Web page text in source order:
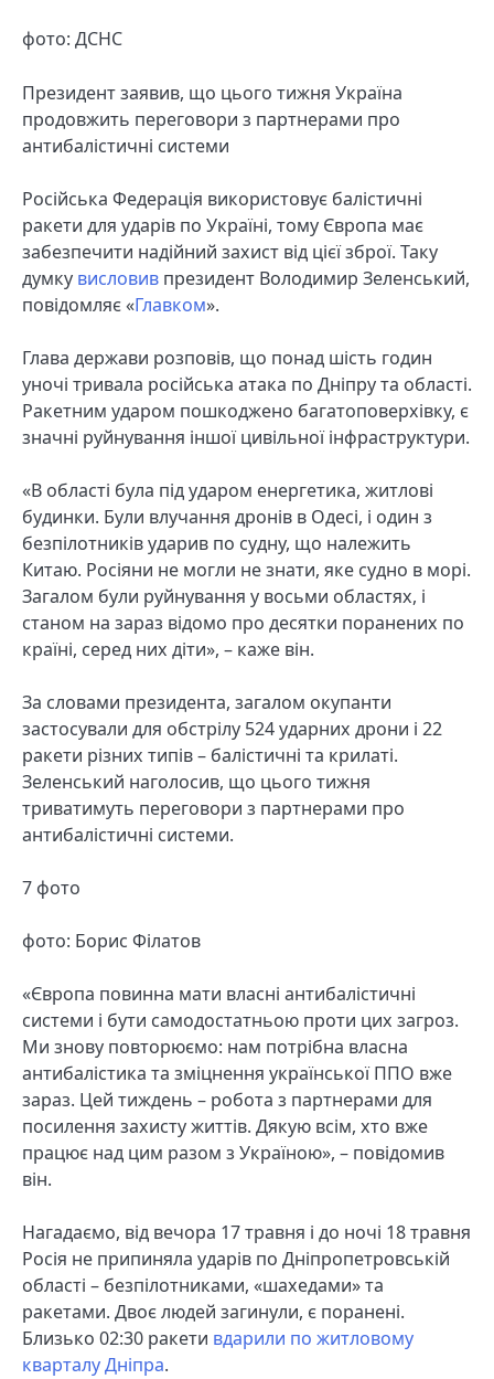
фото: ДСНС
Президент заявив, що цього тижня Україна
продовжить переговори з партнерами про
антибалістичні системи
Російська Федерація використовує балістичні
ракети для ударів по Україні, тому Європа має
забезпечити надійний захист від цієї зброї. Таку
думку висловив президент Володимир Зеленський,
повідомляє «Главком».
Глава держави розповів, що понад шість годин
уночі тривала російська атака по Дніпру та області.
Ракетним ударом пошкоджено багатоповерхівку, є
значні руйнування іншої цивільної інфраструктури.
«В області була під ударом енергетика, житлові
будинки. Були влучання дронів в Одесі, і один з
безпілотників ударив по судну, що належить
Китаю. Росіяни не могли не знати, яке судно в морі.
Загалом були руйнування у восьми областях, і
станом на зараз відомо про десятки поранених по
країні, серед них діти», – каже він.
За словами президента, загалом окупанти
застосували для обстрілу 524 ударних дрони і 22
ракети різних типів – балістичні та крилаті.
Зеленський наголосив, що цього тижня
триватимуть переговори з партнерами про
антибалістичні системи.
7 фото
фото: Борис Філатов
«Європа повинна мати власні антибалістичні
системи і бути самодостатньою проти цих загроз.
Ми знову повторюємо: нам потрібна власна
антибалістика та зміцнення української ППО вже
зараз. Цей тиждень – робота з партнерами для
посилення захисту життів. Дякую всім, хто вже
працює над цим разом з Україною», – повідомив
він.
Нагадаємо, від вечора 17 травня і до ночі 18 травня
Росія не припиняла ударів по Дніпропетровській
області – безпілотниками, «шахедами» та
ракетами. Двоє людей загинули, є поранені.
Близько 02:30 ракети вдарили по житловому
кварталу Дніпра.